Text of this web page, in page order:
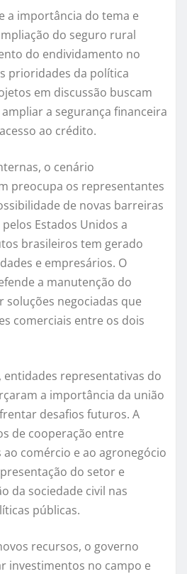
a importância do tema e
do seguro rural
do endividamento no
prioridades da política
em discussão buscam
a segurança financeira
ao crédito.
o cenário
preocupa os representantes
de novas barreiras
Estados Unidos a
brasileiros tem gerado
e empresários. O
a manutenção do
soluções negociadas que
comerciais entre os dois
representativas do
a importância da união
desafios futuros. A
de cooperação entre
ao comércio e ao agronegócio
do setor e
da sociedade civil nas
públicas.
recursos, o governo
investimentos no campo e